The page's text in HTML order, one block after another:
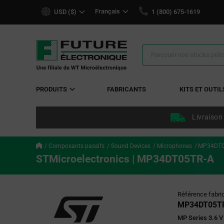
USD ($) Français 1 (800) 675-1619
Résultats
la
PRODUITS FABRICANTS KITS ET
Livraison
Composants passifs Sound Devices Microphones
STMicroelectronics | MP34DT05TR-A
Référence
MP Series 3.6